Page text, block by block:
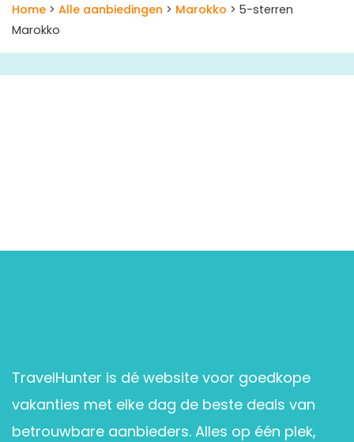
Home > Alle aanbiedingen > Marokko > 5-sterren
Marokko
TravelHunter is dé website voor goedkope
vakanties met elke dag de beste deals van
betrouwbare aanbieders. Alles op één plek,